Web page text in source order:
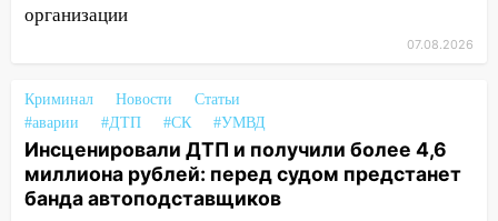
06:00 Под Ульяновском при развороте
05:00
«Каждая пятая женщина и каждый
второй мужчина в мире сталкиваются с
алопецией»: врач рассказал, чем может
быть вызвано облысение и как с этим
справиться
организации
07.08.2026
Криминал Новости
Статьи
#аварии
#ДТП #СК #УМВД
Инсценировали ДТП и получили более 4,6
миллиона рублей: перед судом предстанет
банда автоподставщиков